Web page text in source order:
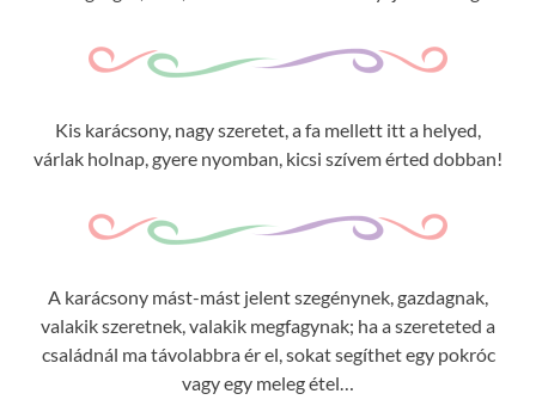
Kis karácsony, nagy szeretet, a fa mellett itt a helyed,
várlak holnap, gyere nyomban, kicsi szívem érted dobban!
A karácsony mást-mást jelent szegénynek, gazdagnak,
valakik szeretnek, valakik megfagynak; ha a szereteted a
családnál ma távolabbra ér el, sokat segíthet egy pokróc
vagy egy meleg étel…